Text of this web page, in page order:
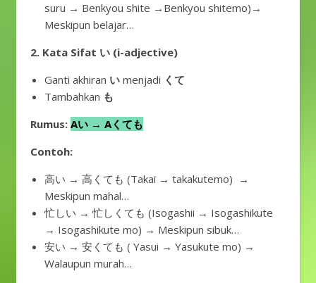
suru → Benkyou shite →Benkyou shitemo)→
Meskipun belajar…
2. Kata Sifat い (i-adjective)
Ganti akhiran い menjadi くて
Tambahkan も
Rumus: Aい → Aくても
Contoh:
高い → 高くても (Takai → takakutemo) →
Meskipun mahal…
忙しい → 忙しくても (Isogashii → Isogashikute
→ Isogashikute mo) → Meskipun sibuk…
安い → 安くても ( Yasui → Yasukute mo) →
Walaupun murah…